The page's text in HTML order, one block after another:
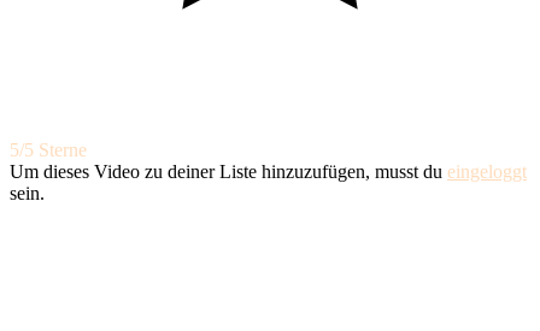
5/5 Sterne
Um dieses Video zu deiner Liste hinzuzufügen, musst du eingeloggt
sein.